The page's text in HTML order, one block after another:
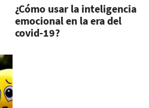
¿Cómo usar la inteligencia
emocional en la era del
covid-19?